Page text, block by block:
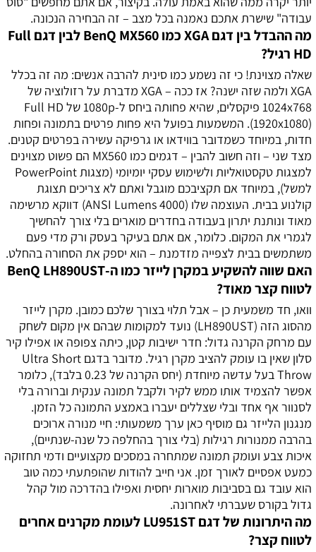
עבודה" שישרת אתכם נאמנה בכל מצב – זה הבחירה הנכונה.
מה ההבדל בין דגם XGA כמו BenQ MX560 לבין דגם Full
HD רגיל?
שאלה מצוינת! כי זה נשמע כמו סינית להרבה אנשים: מה זה בכלל
XGA ולמה שזה ישנה? אז ככה – XGA מדברת על רזולוציה של
1024x768 פיקסלים, שהיא פחותה ביחס ל-1080p של Full HD
(1920x1080). המשמעות בפועל היא פחות פרטים בתמונה ופחות
חדות, במיוחד כשמדובר בווידאו או גרפיקה עשירה בפרטים קטנים.
מצד שני – וזה חשוב להבין – דגמים כמו MX560 הם פשוט מצוינים
למצגות טקסטואליות ולשימוש עסקי יומיומי (מצגות PowerPoint
למשל), במיוחד אם תקציבכם מוגבל ואתם לא צריכים תצוגת
קולנוע בבית. העוצמה שלו (4000 ANSI Lumens) דווקא מרשימה
מאוד ונותנת יתרון בעבודה בחדרים מוארים בלי צורך להחשיך
לגמרי את המקום. כלומר, אם אתם בעיקר בעסק ורק מדי פעם
משתמשים בבית לצפייה מזדמנת – הוא יספק את הסחורה בהחלט.
האם שווה להשקיע במקרן לייזר כמו ה-BenQ LH890UST
לטווח קצר מאוד?
וואו, חד משמעית כן – אבל תלוי בצורך שלכם כמובן. מקרן לייזר
מהסוג הזה (LH890UST) נועד למקומות שבהם אין מקום לשחק
עם מרחק הקרנה גדול: חדר ישיבות קטן, כיתה צפופה או אפילו קיר
סלון שאין בו עומק להציב מקרן רגיל. מדובר בדגם Ultra Short
Throw בעל עדשה מיוחדת (יחס הקרנה של 0.23 בלבד), כלומר
אפשר להצמיד אותו ממש לקיר ולקבל תמונה ענקית וברורה בלי
לסנוור אף אחד ובלי שצללים יעברו באמצע התמונה כל הזמן.
מנגנון הלייזר גם מוסיף כאן ערך משמעותי: חיי מנורה ארוכים
בהרבה ממנורות רגילות (בלי צורך בהחלפה כל שנה-שנתיים),
איכות צבע ועומק תמונה שמתחרה במסכים מקצועיים ודמי תחזוקה
כמעט אפסיים לאורך זמן. אני חייב להודות שהופתעתי כמה טוב
הוא עובד גם בסביבות מוארות יחסית ואפילו בהדרכה מול קהל
גדול בקורס שעברתי לאחרונה.
מה היתרונות של דגם LU951ST לעומת מקרנים אחרים
לטווח קצר?